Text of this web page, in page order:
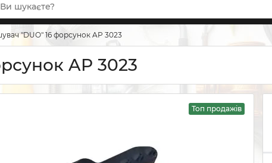
"DUO" 16 форсунок AP 3023
AP 3023
Топ продажів